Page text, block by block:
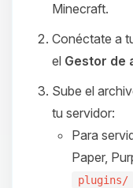
Minecraft.
Conéctate a
el Gestor de
Sube el
tu servidor:
Para
Paper,
plugins/